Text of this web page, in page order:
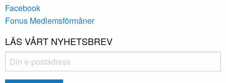
Facebook
Fonus Medlemsförmåner
LÄS VÅRT NYHETSBREV